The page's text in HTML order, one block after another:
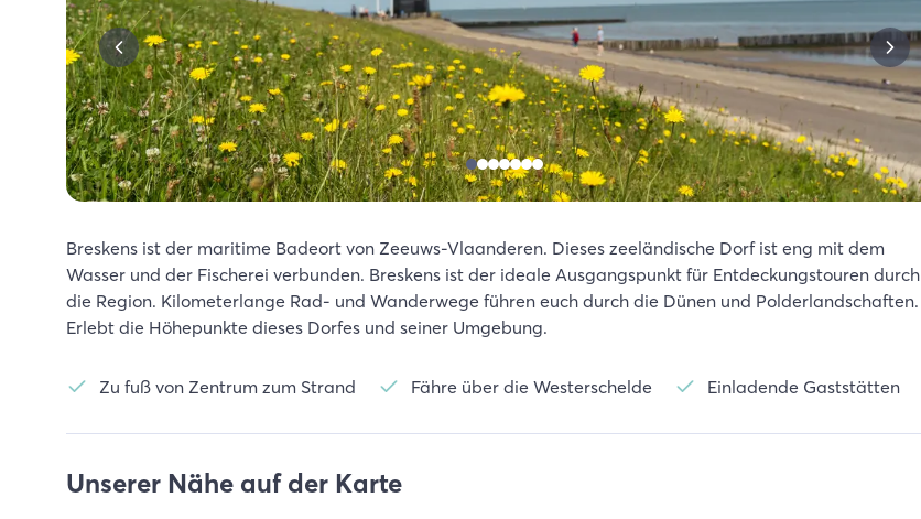
Breskens ist der maritime Badeort von Zeeuws-Vlaanderen. Dieses zeeländische Dorf ist eng mit dem
Wasser und der Fischerei verbunden. Breskens ist der ideale Ausgangspunkt für Entdeckungstouren durch
die Region. Kilometerlange Rad- und Wanderwege führen euch durch die Dünen und Polderlandschaften.
Erlebt die Höhepunkte dieses Dorfes und seiner Umgebung.
Zu fuß von Zentrum zum Strand Fähre über die Westerschelde Einladende Gaststätten
Unserer Nähe auf der Karte